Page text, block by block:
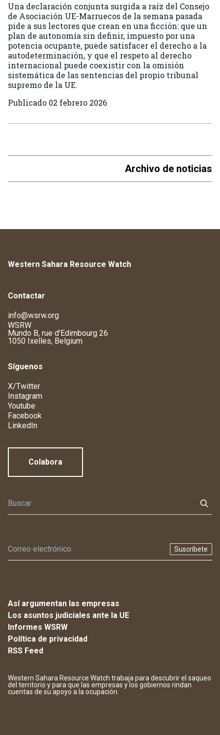
Una declaración conjunta surgida a raíz del Consejo
de Asociación UE-Marruecos de la semana pasada
pide a sus lectores que crean en una ficción: que un
plan de autonomía sin definir, impuesto por una
potencia ocupante, puede satisfacer el derecho a la
autodeterminación, y que el respeto al derecho
internacional puede coexistir con la omisión
sistemática de las sentencias del propio tribunal
supremo de la UE.
Publicado 02 febrero 2026
Archivo de noticias
Western Sahara Resource Watch
Contactar
info@wsrw.org
WSRW
Mundo B, rue d'Edimbourg 26
1050 Ixelles, Belgium
Síguenos
X/Twitter
Instagram
Youtube
Facebook
LinkedIn
Colabora
Suscríbete
Así argumentan las empresas
Los asuntos judiciales ante la UE
Informes WSRW
Política de privacidad
RSS Feed
Western Sahara Resource Watch trabaja para descubrir el saqueo
del territorio y para que las empresas y los gobiernos rindan
cuentas de su apoyo a la ocupación.